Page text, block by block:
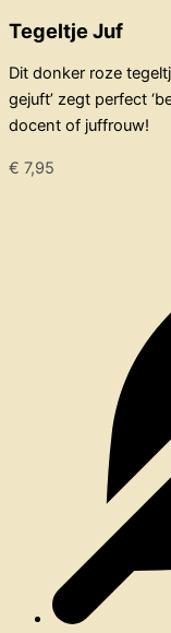
Tegeltje Juf
Dit donker roze
gejuft’ zegt perfect
docent of juffrouw!
€ 7,95